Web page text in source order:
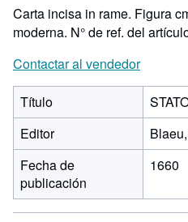
Carta incisa in rame. Figura
moderna. N° de ref. del
Contactar al vendedor
Título
Editor
Fecha de
publicación
1660